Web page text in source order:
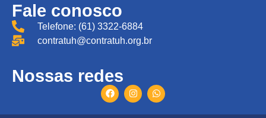
Fale conosco
Telefone: (61) 3322-6884
contratuh@contratuh.org.br
Nossas redes